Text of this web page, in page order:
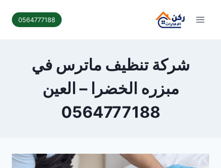
0564777188
شركة تنظيف ماترس في
مبزره الخضرا – العين
0564777188